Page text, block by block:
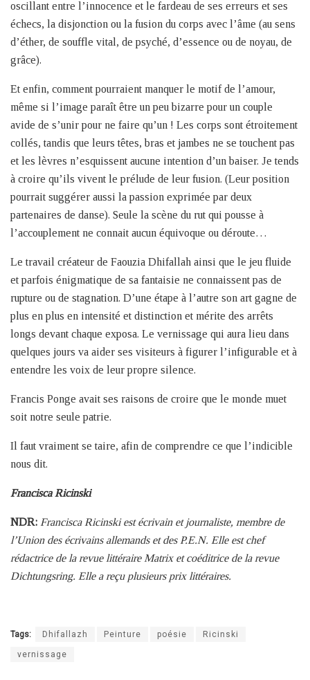
oscillant entre l’innocence et le fardeau de ses erreurs et ses
échecs, la disjonction ou la fusion du corps avec l’âme (au sens
d’éther, de souffle vital, de psyché, d’essence ou de noyau, de
grâce).
Et enfin, comment pourraient manquer le motif de l’amour,
même si l’image paraît être un peu bizarre pour un couple
avide de s’unir pour ne faire qu’un ! Les corps sont étroitement
collés, tandis que leurs têtes, bras et jambes ne se touchent pas
et les lèvres n’esquissent aucune intention d’un baiser. Je tends
à croire qu’ils vivent le prélude de leur fusion. (Leur position
pourrait suggérer aussi la passion exprimée par deux
partenaires de danse). Seule la scène du rut qui pousse à
l’accouplement ne connait aucun équivoque ou déroute…
Le travail créateur de Faouzia Dhifallah ainsi que le jeu fluide
et parfois énigmatique de sa fantaisie ne connaissent pas de
rupture ou de stagnation. D’une étape à l’autre son art gagne de
plus en plus en intensité et distinction et mérite des arrêts
longs devant chaque exposa. Le vernissage qui aura lieu dans
quelques jours va aider ses visiteurs à figurer l’infigurable et à
entendre les voix de leur propre silence.
Francis Ponge avait ses raisons de croire que le monde muet
soit notre seule patrie.
Il faut vraiment se taire, afin de comprendre ce que l’indicible
nous dit.
Francisca Ricinski
NDR: Francisca Ricinski est écrivain et journaliste, membre de
l’Union des écrivains allemands et des P.E.N. Elle est chef
rédactrice de la revue littéraire Matrix et coéditrice de la revue
Dichtungsring. Elle a reçu plusieurs prix littéraires.
Tags: Dhifallazh Peinture poésie Ricinski
vernissage